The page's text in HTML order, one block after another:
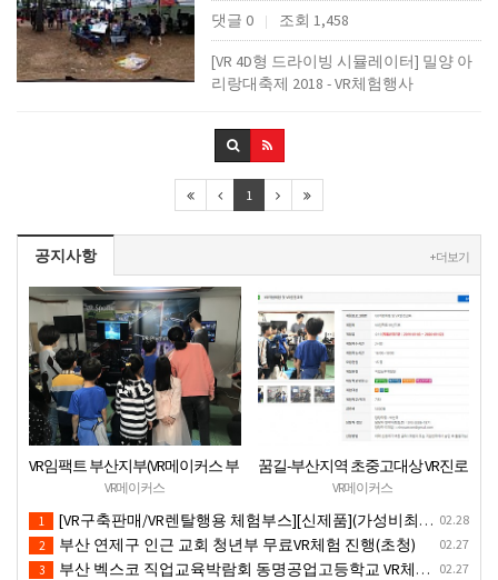
댓글 0 조회 1,458
[VR 4D형 드라이빙 시뮬레이터] 밀양 아
리랑대축제 2018 - VR체험행사
1
공지사항 + 더보기
VR임팩트 부산지부(VR메이커스 부
산) 지역기관 무료VR체험서비스
제공
VR메이커스
꿈길-부산지역 초중고대상 VR진로
직업체험 + VR안전교육 프로그램
운영공고
VR메이커스
02.28
1 [VR구축판매/VR렌탈행용 체험부스][신제품](가성비최고) 1PC 2VR 일체형행사부스 세트(1부스-2인 따로 게임진행)
02.27
2 부산 연제구 인근 교회 청년부 무료VR체험 진행(초청)
02.27
3 부산 벡스코 직업교육박람회 동명공업고등학교 VR체험존